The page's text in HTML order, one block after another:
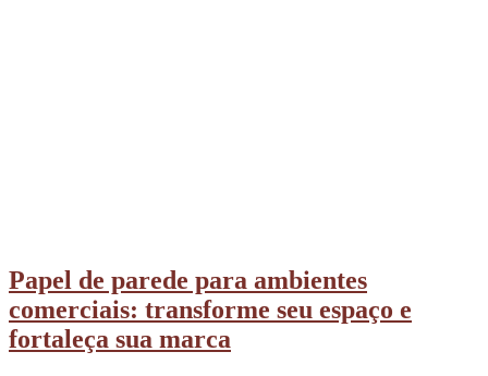
Papel de parede para ambientes
comerciais: transforme seu espaço e
fortaleça sua marca